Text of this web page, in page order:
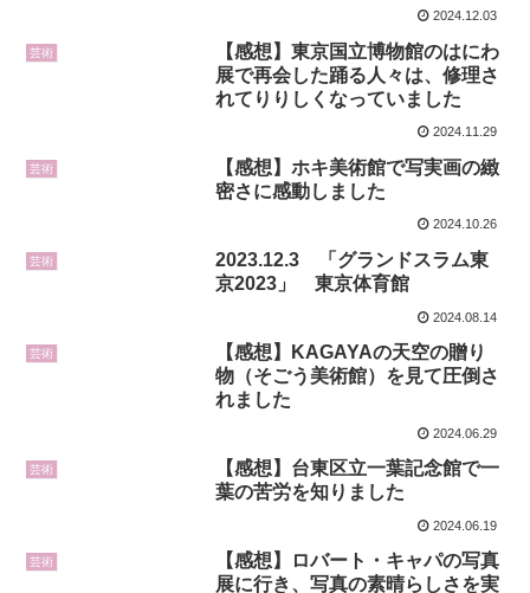
2024.12.03
芸術
【感想】東京国立博物館のはにわ
展で再会した踊る人々は、修理さ
れてりりしくなっていました
2024.11.29
芸術
【感想】ホキ美術館で写実画の緻
密さに感動しました
2024.10.26
芸術
2023.12.3 「グランドスラム東
京2023」 東京体育館
2024.08.14
芸術
【感想】KAGAYAの天空の贈り
物（そごう美術館）を見て圧倒さ
れました
2024.06.29
芸術
【感想】台東区立一葉記念館で一
葉の苦労を知りました
2024.06.19
芸術
【感想】ロバート・キャパの写真
展に行き、写真の素晴らしさを実